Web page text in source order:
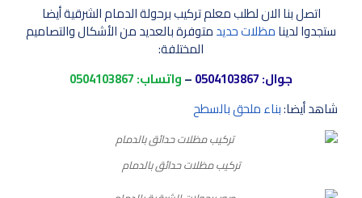
اتصل بنا الان لطلب معلم تركيب برحولة الدمام الشرقية أيضا
ستجدوا لدينامظلات حديدمتوفرة بالعديد من الأشكال والتصاميم
المختلفة:
جوال:0504103867
–واتساب:0504103867
شاهد أيضا:بناء ملحق بالسطح
تركيب مظلات حدائق بالدمام